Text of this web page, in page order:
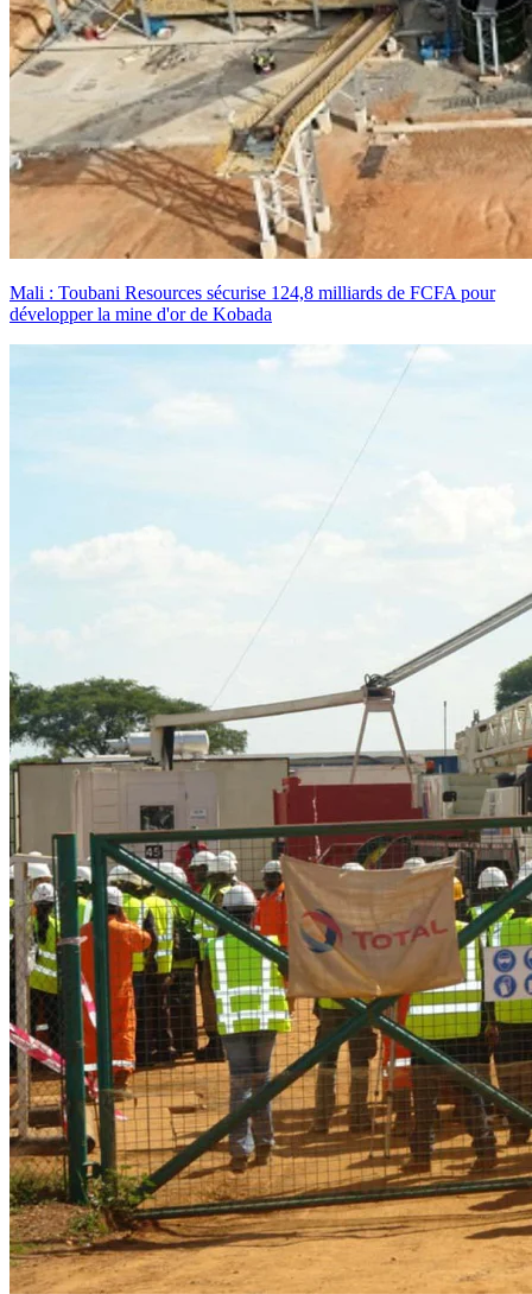
Mali : Toubani Resources sécurise 124,8 milliards de FCFA pour
développer la mine d'or de Kobada